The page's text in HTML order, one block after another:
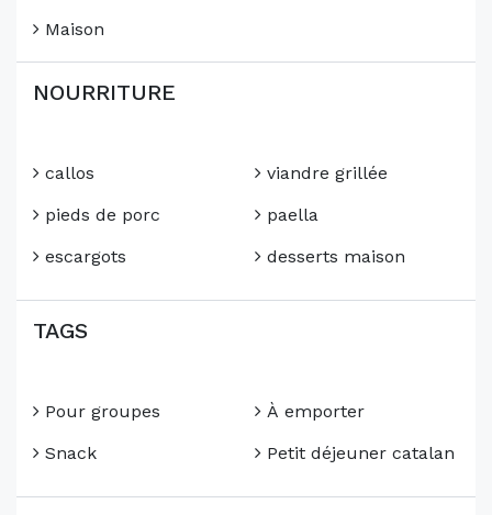
Maison
NOURRITURE
callos
pieds de porc
escargots
viandre grillée
paella
desserts maison
TAGS
Pour groupes
Snack
À emporter
Petit déjeuner catalan